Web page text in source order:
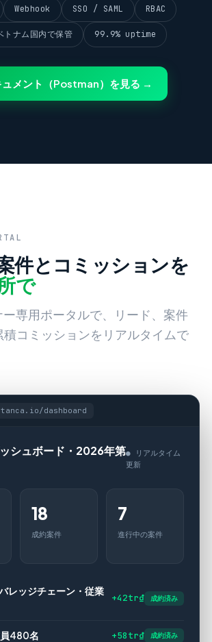
Webhook SSO / SAML RBAC
トナム国内で保管 99.9% uptime
ュメント（Postman）を見る →
件とコミッションを
で
専用ポータルで、リード、案件
コミッションをリアルタイムで
dashboard
シュボード・2026年第● リアルタイム
更新
18
成約案件
7
進行中の案件
レッジチェーン・従業
+42tr₫ 成約済み
480名 +58tr₫ 成約済み